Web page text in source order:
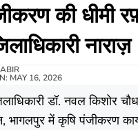
की धीमी
नाराज़
MAY 16, 2026
डॉ. नवल किशोर
भागलपुर में कृषि पंजीकरण